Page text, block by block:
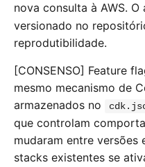
nova consulta à AWS. O
versionado no
reprodutibilidade.
[CONSENSO] Feature
mesmo mecanismo de
armazenados no
que controlam
mudaram entre versões
stacks existentes se